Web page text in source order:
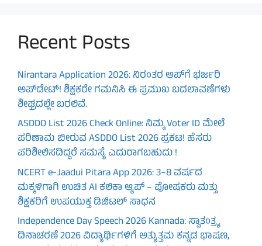
Recent Posts
Nirantara Application 2026: ನಿರಂತರ ಆಪ್‌ಗೆ ಭರ್ಜರಿ
ಅಪ್‌ಡೇಟ್! ಶಿಕ್ಷಕರೇ ಗಮನಿಸಿ ಈ ಪ್ರಮುಖ ಬದಲಾವಣೆಗಳು
ಶೀಘ್ರದಲ್ಲೇ ಬರಲಿವೆ.
ASDDO List 2026 Check Online: ನಿಮ್ಮ Voter ID ಮೇಲೆ
ಪರಿಣಾಮ ಬೀರುವ ASDDO List 2026 ಪ್ರಕಟ! ಹೆಸರು
ಪರಿಶೀಲಿಸದಿದ್ದರೆ ಸಮಸ್ಯೆ ಎದುರಾಗಬಹುದು !
NCERT e-Jaadui Pitara App 2026: 3–8 ವರ್ಷದ
ಮಕ್ಕಳಿಗಾಗಿ ಉಚಿತ AI ಕಲಿಕಾ ಆ್ಯಪ್ – ಪೋಷಕರು ಮತ್ತು
ಶಿಕ್ಷಕರಿಗೆ ಉಪಯುಕ್ತ ಡಿಜಿಟಲ್ ಸಾಧನ
Independence Day Speech 2026 Kannada: ಸ್ವಾತಂತ್ರ್ಯ
ದಿನಾಚರಣೆ 2026 ವಿದ್ಯಾರ್ಥಿಗಳಿಗೆ ಅತ್ಯುತ್ತಮ ಕನ್ನಡ ಭಾಷಣ,